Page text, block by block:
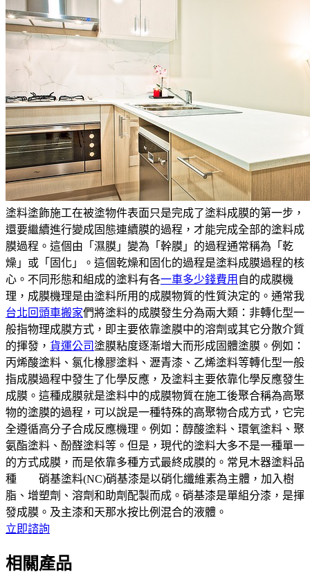
塗料塗飾施工在被塗物件表面只是完成了塗料成膜的第一步，
還要繼續進行變成固態連續膜的過程，才能完成全部的塗料成
膜過程。這個由「濕膜」變為「幹膜」的過程通常稱為「乾
燥」或「固化」。這個乾燥和固化的過程是塗料成膜過程的核
心。不同形態和組成的塗料有各一車多少錢費用 自的成膜機
理，成膜機理是由塗料所用的成膜物質的性質決定的。通常我
台北回頭車搬家們將塗料的成膜發生分為兩大類：非轉化型一
般指物理成膜方式，即主要依靠塗膜中的溶劑或其它分散介質
的揮發， 貨運公司 塗膜粘度逐漸增大而形成固體塗膜。例如：
丙烯酸塗料、氯化橡膠塗料、瀝青漆、乙烯塗料等轉化型一般
指成膜過程中發生了化學反應，及塗料主要依靠化學反應發生
成膜。這種成膜就是塗料中的成膜物質在施工後聚合稱為高聚
物的塗膜的過程，可以說是一種特殊的高聚物合成方式，它完
全遵循高分子合成反應機理。例如：醇酸塗料、環氧塗料、聚
氨酯塗料、酚醛塗料等。但是，現代的塗料大多不是一種單一
的方式成膜，而是依靠多種方式最終成膜的。常見木器塗料品
種 硝基塗料(NC)硝基漆是以硝化纖維素為主體，加入樹
脂、增塑劑、溶劑和助劑配製而成。硝基漆是單組分漆，是揮
發成膜。及主漆和天那水按比例混合的液體。
立即諮詢
相關產品